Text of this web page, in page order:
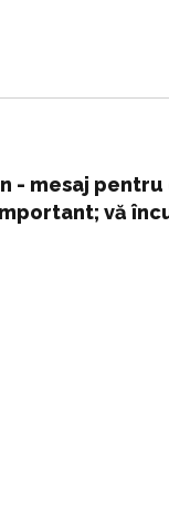
- mesaj
vă